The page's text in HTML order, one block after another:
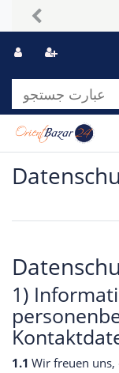
Previous
1)
1.1 Wir freuen uns,